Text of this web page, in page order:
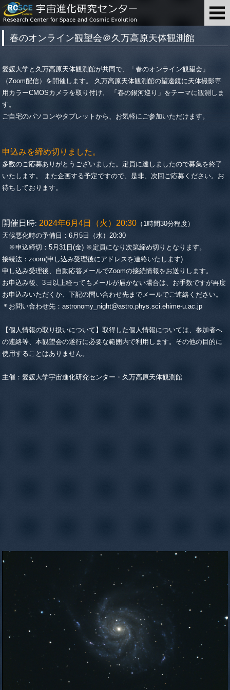
春のオンライン観望会＠久万高原天体観測館
愛媛大学と久万高原天体観測館が共同で、「春のオンライン観望会」
（Zoom配信）を開催します。 久万高原天体観測館の望遠鏡に天体撮影専
用カラーCMOSカメラを取り付け、 「春の銀河巡り」をテーマに観測しま
す。
ご自宅のパソコンやタブレットから、お気軽にご参加いただけます。
申込みを締め切りました。
多数のご応募ありがとうございました。定員に達しましたので募集を終了
いたします。 また企画する予定ですので、是非、次回ご応募ください。お
待ちしております。
開催日時: 2024年6月4日（火）20:30 （1時間30分程度）
天候悪化時の予備日：6月5日（水）20:30
※申込締切：5月31日(金) ※定員になり次第締め切りとなります。
接続法：zoom(申し込み受理後にアドレスを連絡いたします)
申し込み受理後、自動応答メールでZoomの接続情報をお送りします。
お申込み後、3日以上経ってもメールが届かない場合は、お手数ですが再度
お申込みいただくか、下記の問い合わせ先までメールでご連絡ください。
＊お問い合わせ先：astronomy_night@astro.phys.sci.ehime-u.ac.jp
【個人情報の取り扱いについて】取得した個人情報については、参加者へ
の連絡等、本観望会の遂行に必要な範囲内で利用します。その他の目的に
使用することはありません。
主催：愛媛大学宇宙進化研究センター・久万高原天体観測館